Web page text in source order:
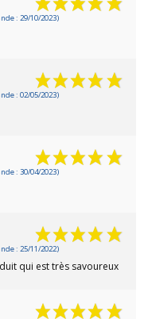
: 29/10/2023)
: 02/05/2023)
: 30/04/2023)
: 25/11/2022)
qui est très savoureux